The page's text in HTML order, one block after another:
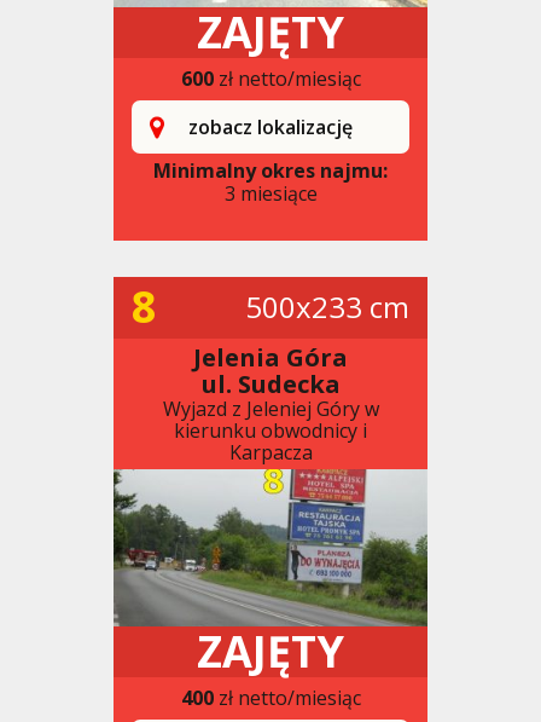
ZAJĘTY
600zł netto/miesiąc
zobacz lokalizację
Minimalny okres najmu:
3 miesiące
8 500x233 cm
Jelenia Góra
ul. Sudecka
Wyjazd z Jeleniej Góry w
kierunku obwodnicy i
Karpacza
ZAJĘTY
400zł netto/miesiąc